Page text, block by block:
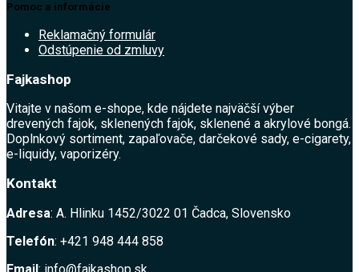
Pomoc a informácie
Reklamačný formulár
Odstúpenie od zmluvy
Fajkashop
Vitajte v našom e-shope, kde nájdete najväčší výber
drevených fajok, sklenených fajok, sklenené a akrylové bongá.
Doplnkový sortiment, zapaľovače, darčekové sady, e-cigarety,
e-liquidy, vaporizéry.
Kontakt
Adresa: A. Hlinku 1452/3022 01 Čadca, Slovensko
Telefón: +421 948 444 858